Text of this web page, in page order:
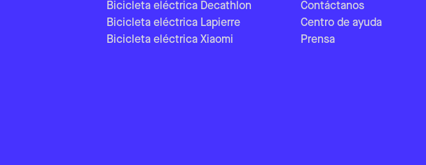
Bicicleta eléctrica Decathlon
Bicicleta eléctrica Lapierre
Bicicleta eléctrica Xiaomi
Contáctanos
Centro de ayuda
Prensa